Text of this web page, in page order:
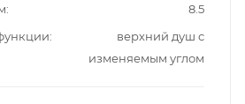
8.5
верхний душ с
изменяемым углом